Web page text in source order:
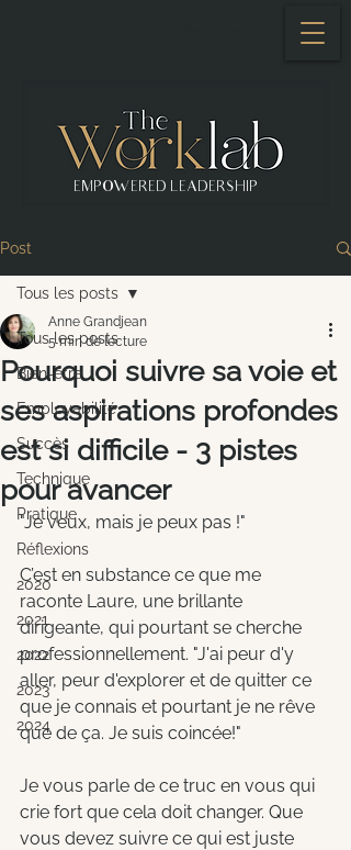
EMPOWERED LEADERSHIP
Post
Tous les posts
Bien-être
Employabilité
Succès
Technique
Pratique
Réflexions
2020
2021
2022
2023
2024
Tous les posts
Pourquoi suivre sa voie et
ses aspirations profondes
est si difficile - 3 pistes
pour avancer
Anne Grandjean
5 min de lecture
"Je veux, mais je peux pas !"
C’est en substance ce que me
raconte Laure, une brillante
dirigeante, qui pourtant se cherche
professionnellement. "J'ai peur d'y
aller, peur d'explorer et de quitter ce
que je connais et pourtant je ne rêve
que de ça. Je suis coincée!"
Je vous parle de ce truc en vous qui
crie fort que cela doit changer. Que
vous devez suivre ce qui est juste